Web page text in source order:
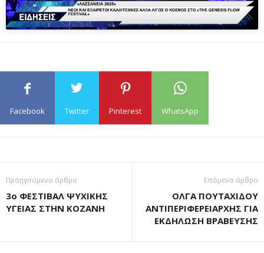
Facebook Twitter Pinterest WhatsApp
Προηγούμενο άρθρο
3ο ΦΕΣΤΙΒΑΛ ΨΥΧΙΚΗΣ
ΥΓΕΙΑΣ ΣΤΗΝ ΚΟΖΑΝΗ
Επόμενο άρθρο
ΟΛΓΑ ΠΟΥΤΑΧΙΔΟΥ
ΑΝΤΙΠΕΡΙΦΕΡΕΙΑΡΧΗΣ ΓΙΑ
ΕΚΔΗΛΩΣΗ ΒΡΑΒΕΥΣΗΣ